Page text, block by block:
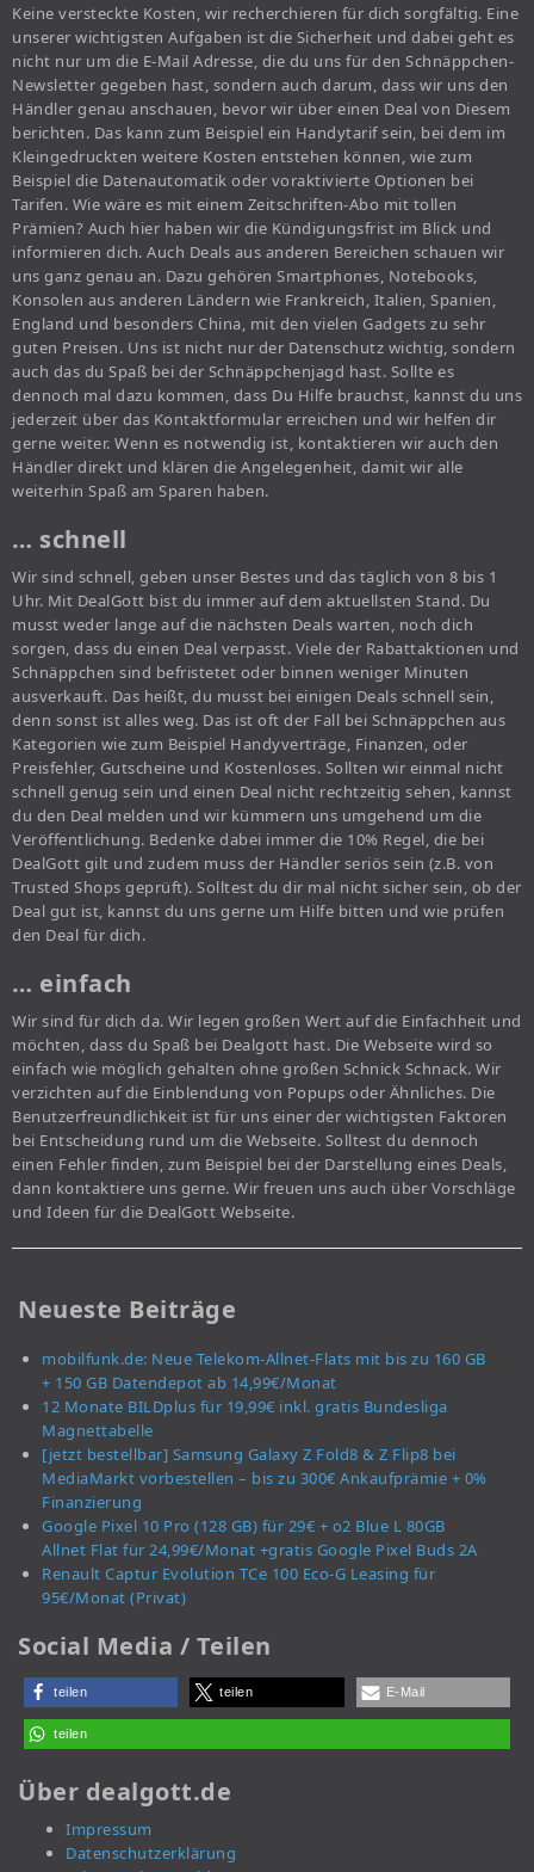
Keine versteckte Kosten, wir recherchieren für dich sorgfältig. Eine
unserer wichtigsten Aufgaben ist die Sicherheit und dabei geht es
nicht nur um die E-Mail Adresse, die du uns für den Schnäppchen-
Newsletter gegeben hast, sondern auch darum, dass wir uns den
Händler genau anschauen, bevor wir über einen Deal von Diesem
berichten. Das kann zum Beispiel ein Handytarif sein, bei dem im
Kleingedruckten weitere Kosten entstehen können, wie zum
Beispiel die Datenautomatik oder voraktivierte Optionen bei
Tarifen. Wie wäre es mit einem Zeitschriften-Abo mit tollen
Prämien? Auch hier haben wir die Kündigungsfrist im Blick und
informieren dich. Auch Deals aus anderen Bereichen schauen wir
uns ganz genau an. Dazu gehören Smartphones, Notebooks,
Konsolen aus anderen Ländern wie Frankreich, Italien, Spanien,
England und besonders China, mit den vielen Gadgets zu sehr
guten Preisen. Uns ist nicht nur der Datenschutz wichtig, sondern
auch das du Spaß bei der Schnäppchenjagd hast. Sollte es
dennoch mal dazu kommen, dass Du Hilfe brauchst, kannst du uns
jederzeit über das Kontaktformular erreichen und wir helfen dir
gerne weiter. Wenn es notwendig ist, kontaktieren wir auch den
Händler direkt und klären die Angelegenheit, damit wir alle
weiterhin Spaß am Sparen haben.
… schnell
Wir sind schnell, geben unser Bestes und das täglich von 8 bis 1
Uhr. Mit DealGott bist du immer auf dem aktuellsten Stand. Du
musst weder lange auf die nächsten Deals warten, noch dich
sorgen, dass du einen Deal verpasst. Viele der Rabattaktionen und
Schnäppchen sind befristetet oder binnen weniger Minuten
ausverkauft. Das heißt, du musst bei einigen Deals schnell sein,
denn sonst ist alles weg. Das ist oft der Fall bei Schnäppchen aus
Kategorien wie zum Beispiel Handyverträge, Finanzen, oder
Preisfehler, Gutscheine und Kostenloses. Sollten wir einmal nicht
schnell genug sein und einen Deal nicht rechtzeitig sehen, kannst
du den Deal melden und wir kümmern uns umgehend um die
Veröffentlichung. Bedenke dabei immer die 10% Regel, die bei
DealGott gilt und zudem muss der Händler seriös sein (z.B. von
Trusted Shops geprüft). Solltest du dir mal nicht sicher sein, ob der
Deal gut ist, kannst du uns gerne um Hilfe bitten und wie prüfen
den Deal für dich.
… einfach
Wir sind für dich da. Wir legen großen Wert auf die Einfachheit und
möchten, dass du Spaß bei Dealgott hast. Die Webseite wird so
einfach wie möglich gehalten ohne großen Schnick Schnack. Wir
verzichten auf die Einblendung von Popups oder Ähnliches. Die
Benutzerfreundlichkeit ist für uns einer der wichtigsten Faktoren
bei Entscheidung rund um die Webseite. Solltest du dennoch
einen Fehler finden, zum Beispiel bei der Darstellung eines Deals,
dann kontaktiere uns gerne. Wir freuen uns auch über Vorschläge
und Ideen für die DealGott Webseite.
Neueste Beiträge
mobilfunk.de: Neue Telekom-Allnet-Flats mit bis zu 160 GB
+ 150 GB Datendepot ab 14,99€/Monat
12 Monate BILDplus für 19,99€ inkl. gratis Bundesliga
Magnettabelle
[jetzt bestellbar] Samsung Galaxy Z Fold8 & Z Flip8 bei
MediaMarkt vorbestellen – bis zu 300€ Ankaufprämie + 0%
Finanzierung
Google Pixel 10 Pro (128 GB) für 29€ + o2 Blue L 80GB
Allnet Flat für 24,99€/Monat +gratis Google Pixel Buds 2A
Renault Captur Evolution TCe 100 Eco-G Leasing für
95€/Monat (Privat)
Social Media / Teilen
teilen teilen E-Mail
teilen
Über dealgott.de
Impressum
Datenschutzerklärung